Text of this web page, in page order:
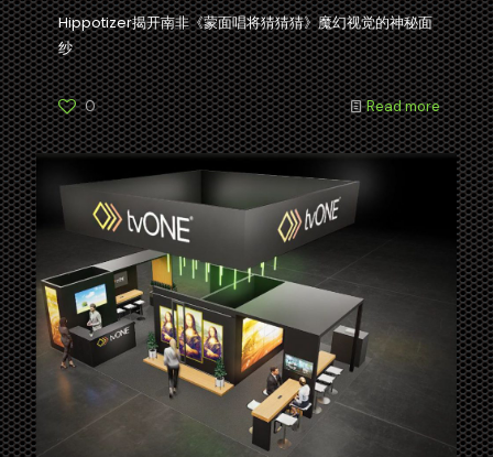
Hippotizer揭开南非《蒙面唱将猜猜猜》魔幻视觉的神秘面
纱
0 Read more